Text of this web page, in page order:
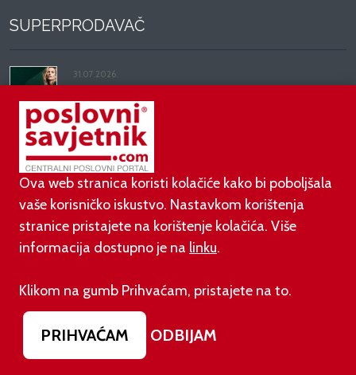
SUPERPRODAVAČ
31.07.2026.
vrijeme i dugoročnu vrijednost
27.07.2026.
Zašto slanje poruka ne funkcionira kod 70 %
trgovaca (i kako to promijeniti)
14.07.2026.
Filip Macukić: AI pismenost postaje nova prodajna
Miljenko Bošković: Najveća prodajna pogreška je
pomisliti da je 'ne' kraj razgovora
Ova web stranica koristi kolačiće kako bi poboljšala
vaše korisničko iskustvo. Nastavkom korištenja
stranice pristajete na korištenje kolačića. Više
informacija dostupno je na linku.
Klikom na gumb Prihvaćam, pristajete na to.
PRIHVAĆAM ODBIJAM